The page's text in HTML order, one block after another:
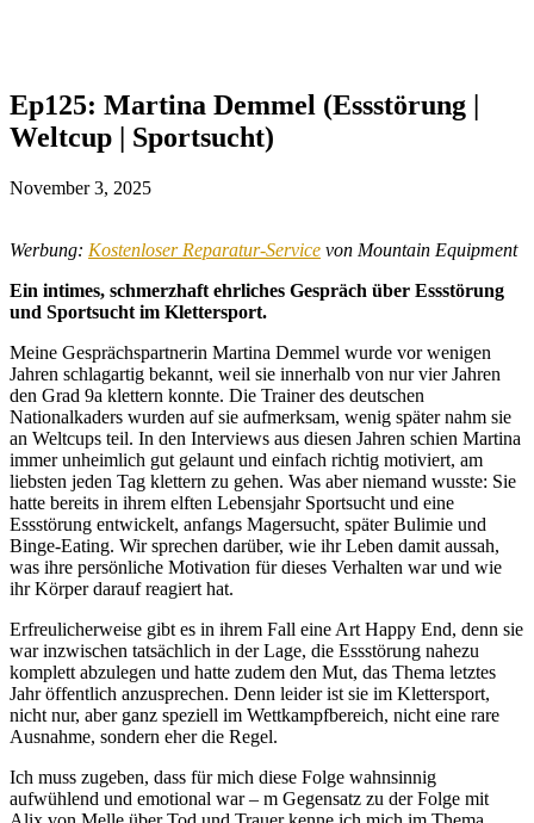
Ep125: Martina Demmel (Essstörung |
Weltcup | Sportsucht)
November 3, 2025
Werbung: Kostenloser Reparatur-Service von Mountain Equipment
Ein intimes, schmerzhaft ehrliches Gespräch über Essstörung
und Sportsucht im Klettersport.
Meine Gesprächspartnerin Martina Demmel wurde vor wenigen
Jahren schlagartig bekannt, weil sie innerhalb von nur vier Jahren
den Grad 9a klettern konnte. Die Trainer des deutschen
Nationalkaders wurden auf sie aufmerksam, wenig später nahm sie
an Weltcups teil. In den Interviews aus diesen Jahren schien Martina
immer unheimlich gut gelaunt und einfach richtig motiviert, am
liebsten jeden Tag klettern zu gehen. Was aber niemand wusste: Sie
hatte bereits in ihrem elften Lebensjahr Sportsucht und eine
Essstörung entwickelt, anfangs Magersucht, später Bulimie und
Binge-Eating. Wir sprechen darüber, wie ihr Leben damit aussah,
was ihre persönliche Motivation für dieses Verhalten war und wie
ihr Körper darauf reagiert hat.
Erfreulicherweise gibt es in ihrem Fall eine Art Happy End, denn sie
war inzwischen tatsächlich in der Lage, die Essstörung nahezu
komplett abzulegen und hatte zudem den Mut, das Thema letztes
Jahr öffentlich anzusprechen. Denn leider ist sie im Klettersport,
nicht nur, aber ganz speziell im Wettkampfbereich, nicht eine rare
Ausnahme, sondern eher die Regel.
Ich muss zugeben, dass für mich diese Folge wahnsinnig
aufwühlend und emotional war – m Gegensatz zu der Folge mit